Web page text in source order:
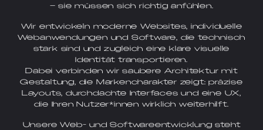
– sie müssen sich richtig anfühlen.
Wir entwickeln moderne Websites, individuelle
Webanwendungen und Software, die technisch
stark sind und zugleich eine klare visuelle
Identität transportieren.
Dabei verbinden wir saubere Architektur mit
Gestaltung, die Markencharakter zeigt: präzise
Layouts, durchdachte Interfaces und eine UX,
die Ihren Nutzer*innen wirklich weiterhilft.
Unsere Web- und Softwareentwicklung steht